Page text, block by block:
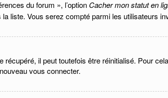
du forum », l’option Cacher mon statut en
liste. Vous serez compté parmi les utilisateurs
il peut toutefois être réinitialisé. Pour
vous connecter.